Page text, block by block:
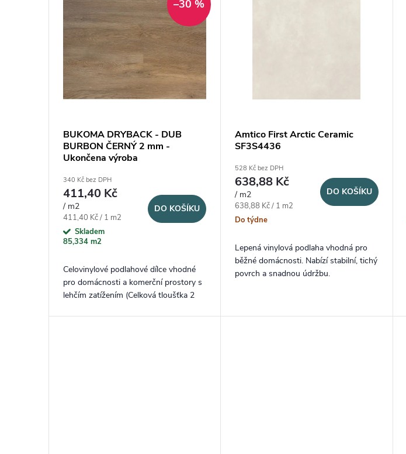
–30 %
BUKOMA DRYBACK - DUB
BURBON ČERNÝ 2 mm -
Ukončena výroba
340 Kč bez DPH
411,40 Kč
/ m2
Měrná cena:
411,40 Kč / 1 m2
Skladem
85,334 m2
DO KOŠÍKU
Celovinylové podlahové dílce vhodné
pro domácnosti a komerční prostory s
lehčím zatížením (Celková tloušťka 2
Amtico First Arctic Ceramic
SF3S4436
528 Kč bez DPH
638,88 Kč
/ m2
Měrná cena:
638,88 Kč / 1 m2
Do týdne
DO KOŠÍKU
Lepená vinylová podlaha vhodná pro
běžné domácnosti. Nabízí stabilní, tichý
povrch a snadnou údržbu.